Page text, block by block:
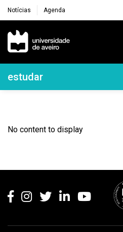
Notícias Agenda
Navegação Principal
Navegação Lateral
estudar
No content to display